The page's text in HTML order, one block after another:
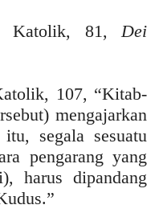
Katolik, 81,Dei
107, “Kitab-
mengajarkan
itu, segala sesuatu
pengarang yang
harus dipandang